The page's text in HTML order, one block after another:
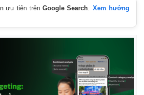
Quân sự - Quốc phòng
Phân tích
ưu tiên trênGoogle Search. Xem hướng